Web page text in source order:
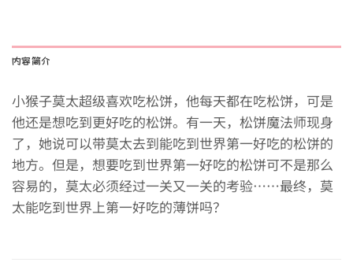
内容简介
小猴子莫太超级喜欢吃松饼，他每天都在吃松饼，可是
他还是想吃到更好吃的松饼。有一天，松饼魔法师现身
了，她说可以带莫太去到能吃到世界第一好吃的松饼的
地方。但是，想要吃到世界第一好吃的松饼可不是那么
容易的，莫太必须经过一关又一关的考验……最终，莫
太能吃到世界上第一好吃的薄饼吗？